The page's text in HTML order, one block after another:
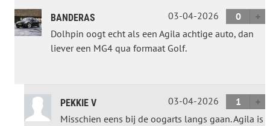
BANDERAS 03-04-2026
0
Dolhpin oogt echt als een Agila achtige auto, dan
liever een MG4 qua formaat Golf.
PEKKIE V 03-04-2026
1
Misschien eens bij de oogarts langs gaan. Agila is